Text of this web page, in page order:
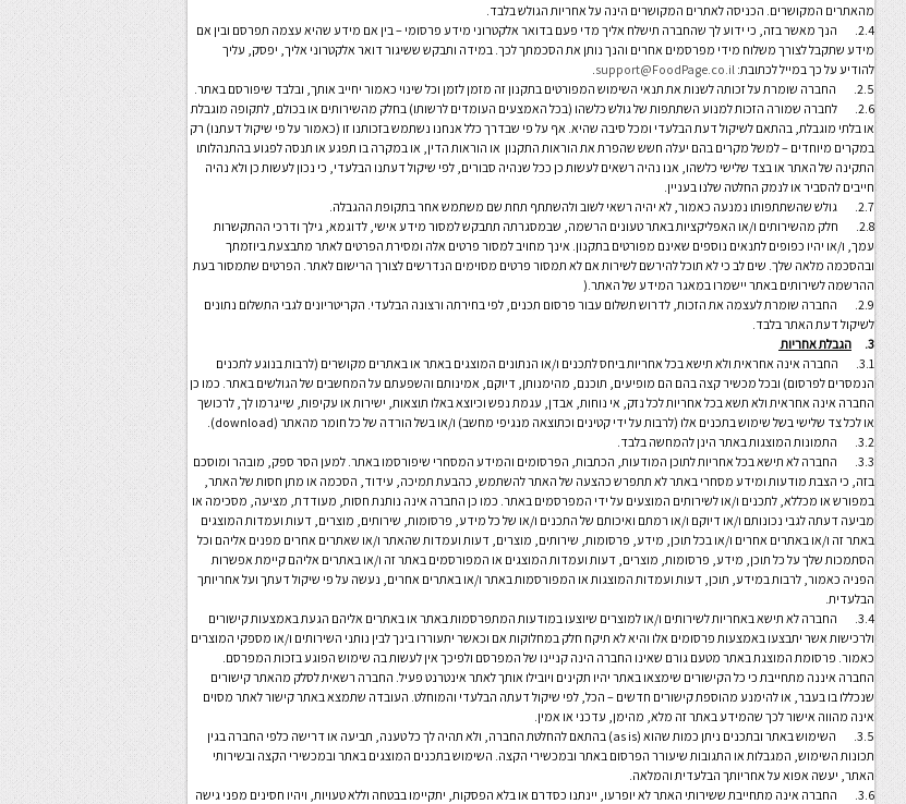
מהאתרים המקושרים. הכניסה לאתרים המקושרים הינה על אחריות הגולש בלבד.
2.4. הנך מאשר בזה, כי ידוע לך שהחברה תישלח אליך מדי פעם בדואר אלקטרוני מידע פרסומי – בין אם מידע שהיא עצמה תפרסם ובין אם
מידע שתקבל לצורך משלוח מידי מפרסמים אחרים והנך נותן את הסכמתך לכך. במידה ותבקש ששיגור דואר אלקטרוני אליך, יפסק, עליך
להודיע על כך במייל לכתובת: support@FoodPage.co.il
.
2.5. החברה שומרת על זכותה לשנות את תנאי השימוש המפורטים בתקנון זה מזמן לזמן וכל שינוי כאמור יחייב אותך, ובלבד שיפורסם באתר.
2.6. לחברה שמורה הזכות למנוע השתתפות של גולש כלשהו (בכל האמצעים העומדים לרשותו) בחלק מהשירותים או בכולם, לתקופה מוגבלת
או בלתי מוגבלת, בהתאם לשיקול דעת הבלעדי ומכל סיבה שהיא. אף על פי שבדרך כלל אנחנו נשתמש בזכותנו זו (כאמור על פי שיקול דעתנו) רק
במקרים מיוחדים – למשל מקרים בהם יעלה חשש שהפרת את הוראות התקנון או הוראות הדין, או במקרה בו תפגע או תנסה לפגוע בהתנהלותו
התקינה של האתר או בצד שלישי כלשהו, אנו נהיה רשאים לעשות כן ככל שנהיה סבורים, לפי שיקול דעתנו הבלעדי, כי נכון לעשות כן ולא נהיה
חייבים להסביר או לנמק החלטה שלנו בעניין.
2.7. גולש שהשתתפותו נמנעה כאמור, לא יהיה רשאי לשוב ולהשתתף תחת שם משתמש אחר בתקופת ההגבלה.
2.8. חלק מהשירותים ו/או האפליקציות באתר טעונים הרשמה, שבמסגרתה תתבקש למסור מידע אישי, לדוגמא, גילך ודרכי ההתקשרות
עמך, ו/או יהיו כפופים לתנאים נוספים שאינם מפורטים בתקנון. אינך מחויב למסור פרטים אלה ומסירת הפרטים לאתר מתבצעת ביוזמתך
ובהסכמה מלאה שלך. שים לב כי לא תוכל להירשם לשירות אם לא תמסור פרטים מסוימים הנדרשים לצורך הרישום לאתר. הפרטים שתמסור בעת
ההרשמה לשירותים באתר יישמרו במאגר המידע של האתר.(
2.9. החברה שומרת לעצמה את הזכות, לדרוש תשלום עבור פרסום תכנים, לפי בחירתה ורצונה הבלעדי. הקריטריונים לגבי התשלום נתונים
לשיקול דעת האתר בלבד.
3.
הגבלת אחריות
3.1. החברה אינה אחראית ולא תישא בכל אחריות ביחס לתכנים ו/או הנתונים המוצגים באתר או באתרים מקושרים (לרבות בנוגע לתכנים
הנמסרים לפרסום) ובכל מכשיר קצה בהם הם מופיעים, תוכנם, מהימנותן, דיוקם, אמינותם והשפעתם על המחשבים של הגולשים באתר. כמו כן
החברה אינה אחראית ולא תשא בכל אחריות לכל נזק, אי נוחות, אבדן, עגמת נפש וכיוצא באלו תוצאות, ישירות או עקיפות, שייגרמו לך, לרכושך
או לכל צד שלישי בשל שימוש בתכנים אלו (לרבות על ידי קטינים וכתוצאה מנגיפי מחשב) ו/או בשל הורדה של כל חומר מהאתר (download).
3.2. התמונות המוצגות באתר הינן להמחשה בלבד.
3.3. החברה לא תישא בכל אחריות לתוכן המודעות, הכתבות, הפרסומים והמידע המסחרי שיפורסמו באתר. למען הסר ספק, מובהר ומוסכם
בזה, כי הצבת מודעות ומידע מסחרי באתר לא תתפרש כהצעה של האתר להשתמש, כהבעת תמיכה, עידוד, הסכמה או מתן חסות של האתר,
במפורש או מכללא, לתכנים ו/או לשירותים המוצעים על ידי המפרסמים באתר. כמו כן החברה אינה נותנת חסות, מעודדת, מציעה, מסכימה או
מביעה דעתה לגבי נכונותם ו/או דיוקם ו/או רמתם ואיכותם של התכנים ו/או של כל מידע, פרסומות, שירותים, מוצרים, דעות ועמדות המוצגים
באתר זה ו/או באתרים אחרים ו/או בכל תוכן, מידע, פרסומות, שירותים, מוצרים, דעות ועמדות שהאתר ו/או שאתרים אחרים מפנים אליהם וכל
הסתמכות שלך על כל תוכן, מידע, פרסומות, מוצרים, דעות ועמדות המוצגים או המפורסמים באתר זה ו/או באתרים אליהם קיימת אפשרות
הפניה כאמור, לרבות במידע, תוכן, דעות ועמדות המוצגות או המפורסמות באתר ו/או באתרים אחרים, נעשה על פי שיקול דעתך ועל אחריותך
הבלעדית.
3.4. החברה לא תישא באחריות לשירותים ו/או למוצרים שיוצעו במודעות המתפרסמות באתר או באתרים אליהם הגעת באמצעות קישורים
ולרכישות אשר יתבצעו באמצעות פרסומים אלו והיא לא תיקח חלק במחלוקות אם וכאשר יתעוררו בינך לבין נותני השירותים ו/או מספקי המוצרים
כאמור. פרסומת המוצגת באתר מטעם גורם שאינו החברה הינה קניינו של המפרסם ולפיכך אין לעשות בה שימוש הפוגע בזכות המפרסם.
החברה איננה מתחייבת כי כל הקישורים שימצאו באתר יהיו תקינים ויובילו אותך לאתר אינטרנט פעיל. החברה רשאית לסלק מהאתר קישורים
שנכללו בו בעבר, או להימנע מהוספת קישורים חדשים – הכל, לפי שיקול דעתה הבלעדי והמוחלט. העובדה שתמצא באתר קישור לאתר מסוים
אינה מהווה אישור לכך שהמידע באתר זה מלא, מהימן, עדכני או אמין.
3.5. השימוש באתר ובתכנים ניתן כמות שהוא (as is) בהתאם להחלטת החברה, ולא תהיה לך כל טענה, תביעה או דרישה כלפי החברה בגין
תכונות השימוש, המגבלות או התגובות שיעורר הפרסום באתר ובמכשירי הקצה. השימוש בתכנים המוצגים באתר ובמכשירי הקצה ובשירותי
האתר, יעשה אפוא על אחריותך הבלעדית והמלאה.
3.6. החברה אינה מתחייבת ששירותי האתר לא יופרעו, יינתנו כסדרם או בלא הפסקות, יתקיימו בבטחה וללא טעויות, ויהיו חסינים מפני גישה